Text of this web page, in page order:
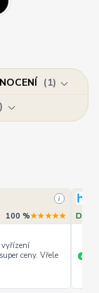
1
i
100 %★★★★★
vyřízení
ceny. Vřele
+